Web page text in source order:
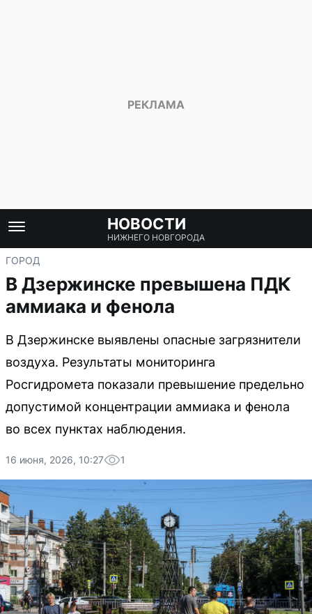
НОВОСТИ
НИЖНЕГО НОВГОРОДА
ГОРОД
В Дзержинске превышена ПДК
аммиака и фенола
В Дзержинске выявлены опасные загрязнители
воздуха. Результаты мониторинга
Росгидромета показали превышение предельно
допустимой концентрации аммиака и фенола
во всех пунктах наблюдения.
16 июня, 2026, 10:27 1